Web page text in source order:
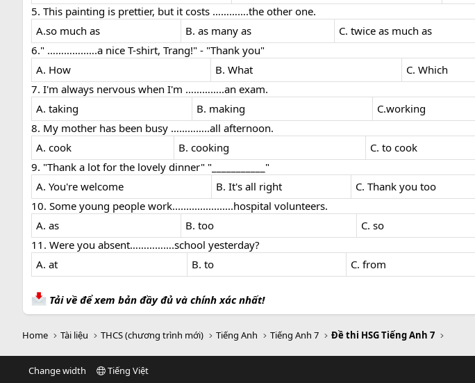
5. This painting is prettier, but it costs ………….the other one.
A.so much as
B. as many as C. twice as much as
6." …………..….a nice T-shirt, Trang!" - "Thank you"
A. How
B. What C. Which
7. I'm always nervous when I'm …………..an exam.
A. taking
B. making C.working
8. My mother has been busy …………..all afternoon.
A. cook
B. cooking C. to cook
9. "Thank a lot for the lovely dinner" "___________"
A. You're welcome
B. It's all right C. Thank you too
10. Some young people work......................hospital volunteers.
A. as
B. too C. so
11. Were you absent…………….school yesterday?
A. at
B. to C. from
Tải về để xem bản đầy đủ và chính xác nhất!
Home Tài liệu THCS (chương trình mới) Tiếng Anh Tiếng Anh 7 Đề thi HSG Tiếng Anh 7
Change width Tiếng Việt